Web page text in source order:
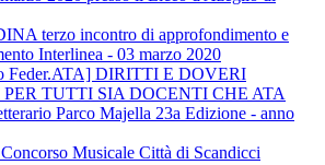
terzo incontro di approfondimento e
Interlinea - 03 marzo 2020
Feder.ATA] DIRITTI E DOVERI
TUTTI SIA DOCENTI CHE ATA
Parco Majella 23a Edizione - anno
Musicale Città di Scandicci